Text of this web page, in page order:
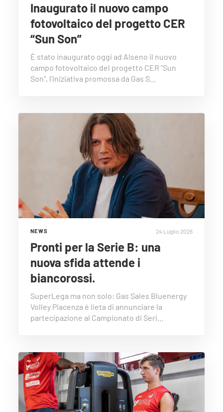
Inaugurato il nuovo campo
fotovoltaico del progetto CER
“Sun Son”
È stato inaugurato oggi ad Alseno il nuovo
campo fotovoltaico del progetto CER "Sun
Son", l'iniziativa promossa da Gas S…
NEWS 24 Luglio 2026
Pronti per la Serie B: una
nuova sfida attende i
biancorossi.
SuperLega ma non solo: Gas Sales Bluenergy
Volley Piacenza è lieta di annunciare la
partecipazione al Campionato di Seri…